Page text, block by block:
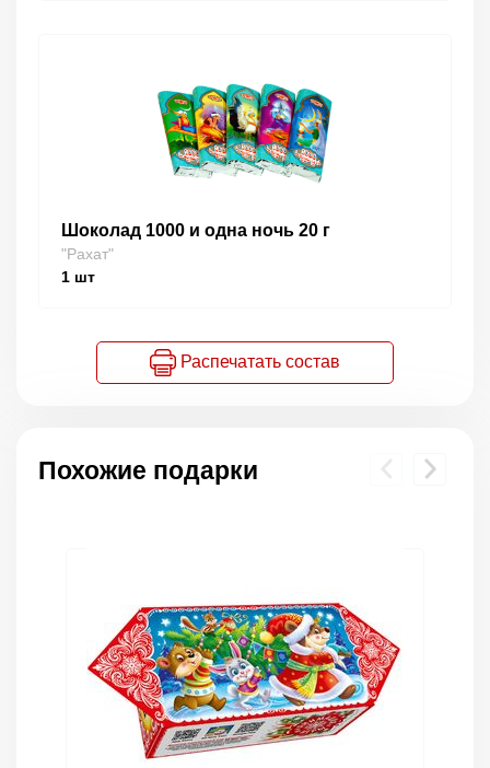
Шоколад 1000 и одна ночь 20 г
"Рахат"
1 шт
Распечатать состав
Похожие подарки